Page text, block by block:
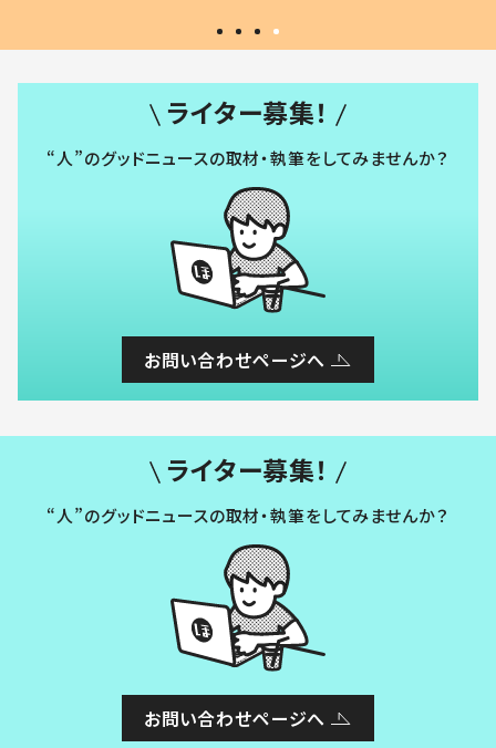
ライター募集！
“人”のグッドニュースの取材・執筆をしてみませんか？
お問い合わせページへ
ライター募集！
“人”のグッドニュースの取材・執筆をしてみませんか？
お問い合わせページへ